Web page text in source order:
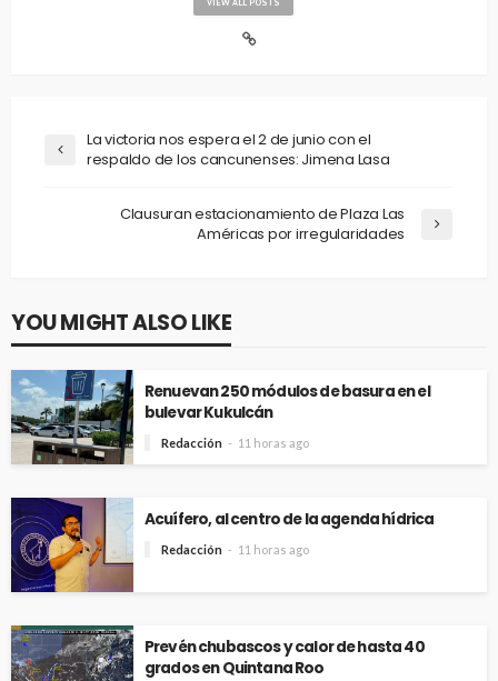
VIEW ALL POSTS
La victoria nos espera el 2 de junio con el
respaldo de los cancunenses: Jimena Lasa
Clausuran estacionamiento de Plaza Las
Américas por irregularidades
YOU MIGHT ALSO LIKE
Renuevan 250 módulos de basura en el
bulevar Kukulcán
Redacción 11 horas ago
Acuífero, al centro de la agenda hídrica
Redacción 11 horas ago
Prevén chubascos y calor de hasta 40
grados en Quintana Roo